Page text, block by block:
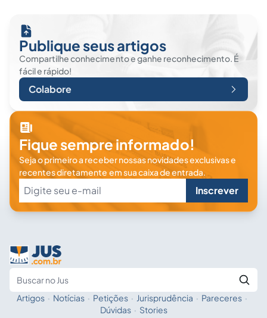
Publique seus artigos
Compartilhe conhecimento e ganhe reconhecimento. É
fácil e rápido!
Colabore
Fique sempre informado!
Seja o primeiro a receber nossas novidades exclusivas e
recentes diretamente em sua caixa de entrada.
Inscrever
Fale com a IA
Artigos · Notícias · Petições · Jurisprudência · Pareceres ·
Dúvidas · Stories